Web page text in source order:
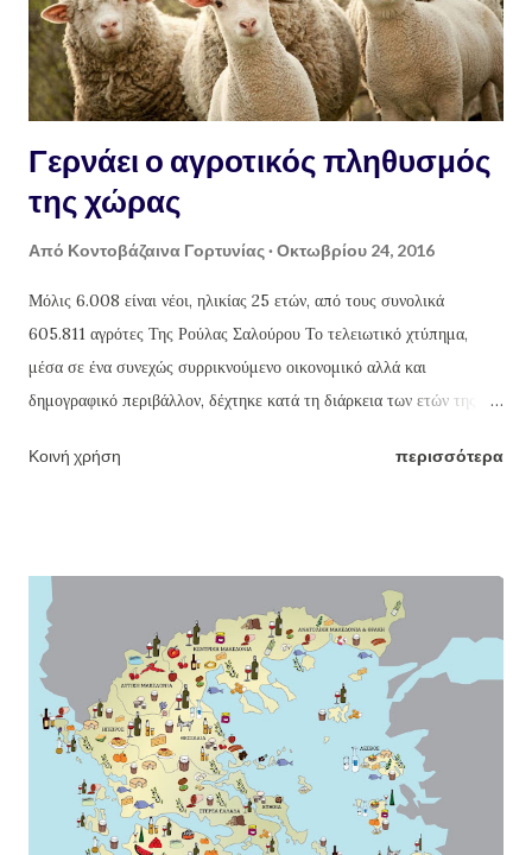
Γερνάει ο αγροτικός πληθυσμός
της χώρας
Από Κοντοβάζαινα Γορτυνίας Οκτωβρίου 24, 2016
Μόλις 6.008 είναι νέοι, ηλικίας 25 ετών, από τους συνολικά
605.811 αγρότες Της Ρούλας Σαλούρου Το τελειωτικό χτύπημα,
μέσα σε ένα συνεχώς συρρικνούμενο οικονομικό αλλά και
δημογραφικό περιβάλλον, δέχτηκε κατά τη διάρκεια των ετών της
605.811 αγρότες ασφαλισμένους στον ΟΓΑ μόλις 6.008 είναι νέοι,
στον οργανισμό είναι ηλικίας 19 ετών, έχουν δηλαδή γεννηθεί το
1997. Στον αντίποδα, άνω των 67 ετών είναι 16.605 άτομα, εκ των
οποίων 78 έχουν γεννηθεί πριν από το 1946 (από 70 ετών και άνω).
Και μπορεί οι εξελίξεις στο σύστημα παραγωγής, μεταποίησης και
διακίνησης των αγροτικών προϊόντων σε παγκόσμιο επίπεδο να ήταν
Κοινή χρήση περισσότερα